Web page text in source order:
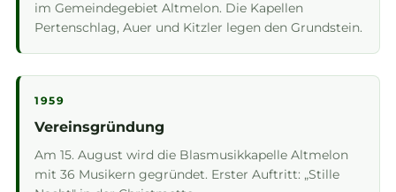
im Gemeindegebiet Altmelon. Die Kapellen
Pertenschlag, Auer und Kitzler legen den Grundstein.
1959
Vereinsgründung
Am 15. August wird die Blasmusikkapelle Altmelon
mit 36 Musikern gegründet. Erster Auftritt: „Stille